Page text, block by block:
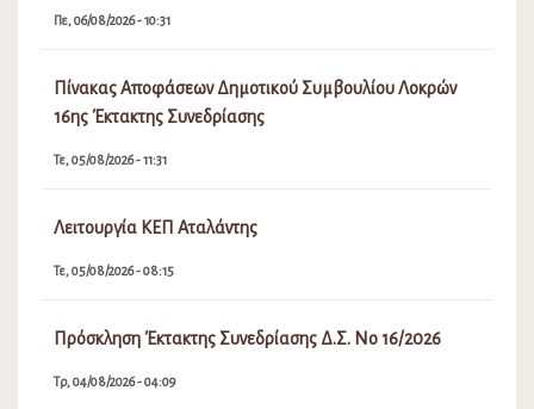
Πε, 06/08/2026 - 10:31
Πίνακας Αποφάσεων Δημοτικού Συμβουλίου Λοκρών
16ης Έκτακτης Συνεδρίασης
Τε, 05/08/2026 - 11:31
Λειτουργία ΚΕΠ Αταλάντης
Τε, 05/08/2026 - 08:15
Πρόσκληση Έκτακτης Συνεδρίασης Δ.Σ. Νο 16/2026
Τρ, 04/08/2026 - 04:09